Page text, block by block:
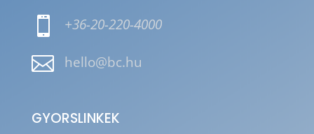
 +36-20-220-4000
 hello@bc.hu
GYORSLINKEK